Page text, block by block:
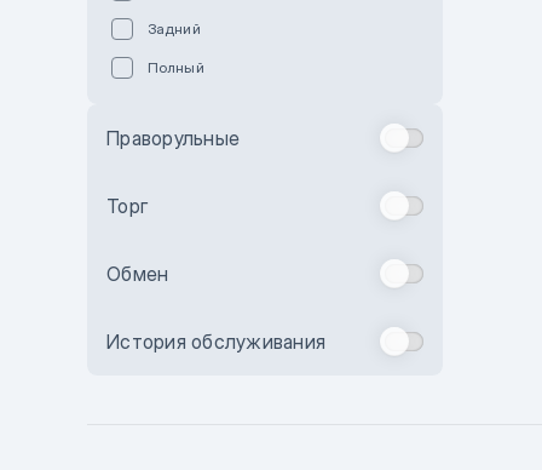
Бежевый
Комбинированный
Задний
Полный
Праворульные
Торг
Обмен
История обслуживания